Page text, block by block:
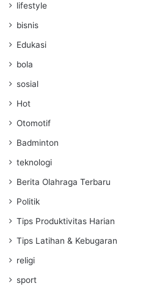
lifestyle
bisnis
Edukasi
bola
sosial
Hot
Otomotif
Badminton
teknologi
Berita Olahraga Terbaru
Politik
Tips Produktivitas Harian
Tips Latihan & Kebugaran
religi
sport